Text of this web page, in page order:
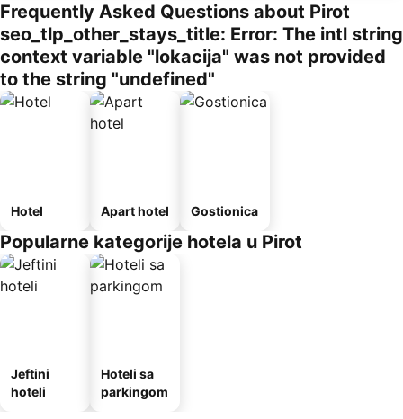
Frequently Asked Questions about Pirot
seo_tlp_other_stays_title: Error: The intl string
context variable "lokacija" was not provided
to the string "undefined"
Hotel Apart hotel Gostionica
Popularne kategorije hotela u Pirot
Jeftini
hoteli
Hoteli sa
parkingom